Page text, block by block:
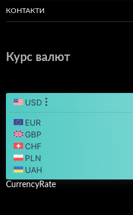
КОНТАКТИ
Курс валют
CurrencyRate